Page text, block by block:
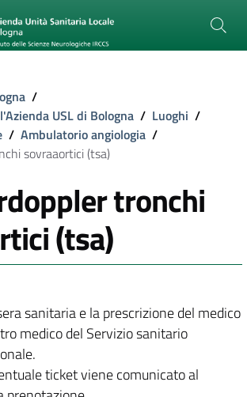
/
USL di Bologna / Luoghi /
/ Ambulatorio angiologia /
sovraaortici (tsa)
tronchi
(tsa)
sanitaria e la prescrizione del medico
medico del Servizio sanitario
ticket viene comunicato al